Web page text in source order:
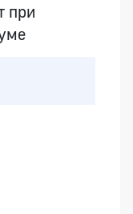
при